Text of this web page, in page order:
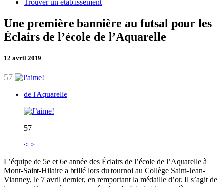
Trouver un établissement
Une première bannière au futsal pour les
Éclairs de l’école de l’Aquarelle
12 avril 2019
57
de l'Aquarelle
57
< >
L’équipe de 5e et 6e année des Éclairs de l’école de l’Aquarelle à
Mont-Saint-Hilaire a brillé lors du tournoi au Collège Saint-Jean-
Vianney, le 7 avril dernier, en remportant la médaille d’or. Il s’agit de